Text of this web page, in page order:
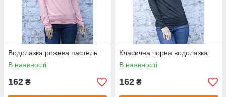
Водолазка рожева пастель
В наявності
162 ₴
Класична чорна водолазка
В наявності
162 ₴